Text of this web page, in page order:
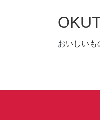
キ
に
おいしいも